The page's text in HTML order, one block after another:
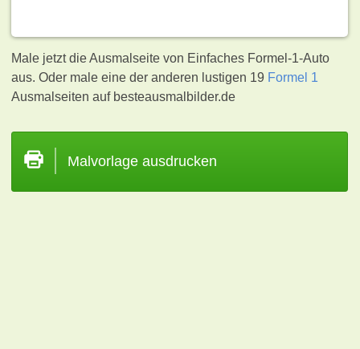
Male jetzt die Ausmalseite von Einfaches Formel-1-Auto
aus. Oder male eine der anderen lustigen 19 Formel 1
Ausmalseiten auf besteausmalbilder.de
Malvorlage ausdrucken